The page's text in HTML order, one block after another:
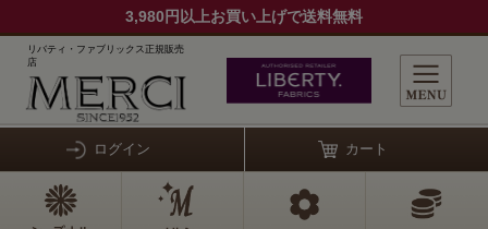
3,980円以上お買い上げで送料無料
リバティ・ファブリックス正規販売
店
ログイン カート